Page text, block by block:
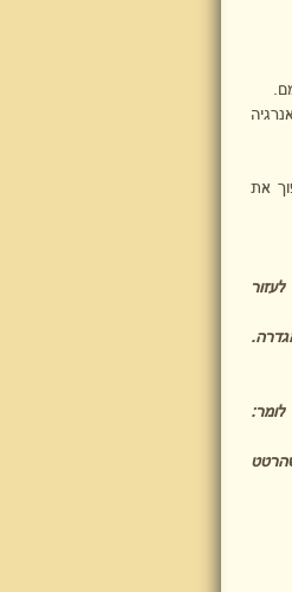
את
מכיוון שהרטט